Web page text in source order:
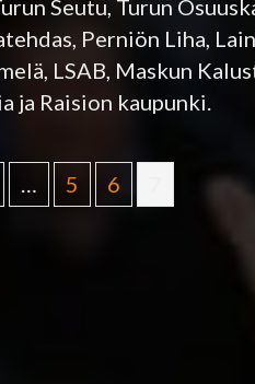
Seutu, Turun
Perniön Liha,
LSAB, Maskun
ja Raision kaupunki.
… 5 6